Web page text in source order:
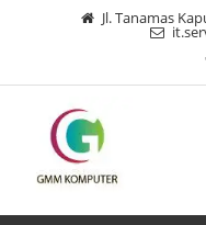
Jl. Tanamas